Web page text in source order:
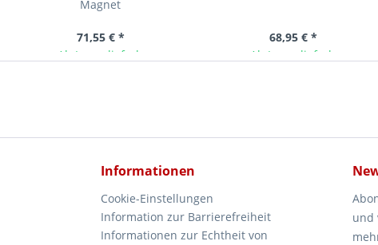
Magnet
71,55 € *
Ab Lager lieferbar
68,95 € *
Ab Lager lieferbar
Informationen
Cookie-Einstellungen
Information zur Barrierefreiheit
Informationen zur Echtheit von
und